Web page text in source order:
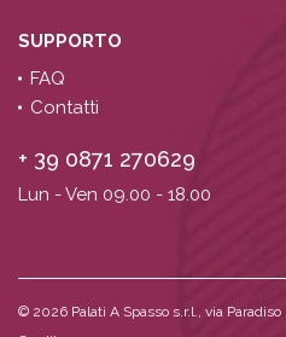
SUPPORTO
FAQ
Contatti
+ 39 0871 270629
Lun - Ven 09.00 - 18.00
© 2026 Palati A Spasso s.r.l., via